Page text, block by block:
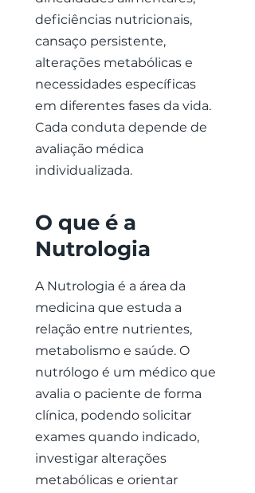
deficiências nutricionais,
cansaço persistente,
alterações metabólicas e
necessidades específicas
em diferentes fases da vida.
Cada conduta depende de
avaliação médica
individualizada.
O que é a
Nutrologia
A Nutrologia é a área da
medicina que estuda a
relação entre nutrientes,
metabolismo e saúde. O
nutrólogo é um médico que
avalia o paciente de forma
clínica, podendo solicitar
exames quando indicado,
investigar alterações
metabólicas e orientar